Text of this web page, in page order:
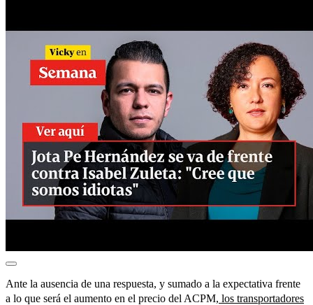
Ante la ausencia de una respuesta, y sumado a la expectativa frente
a lo que será el aumento en el precio del ACPM, los transportadores